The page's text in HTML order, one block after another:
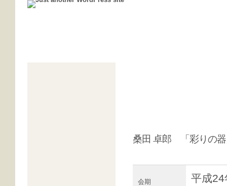
桑田 卓郎 「彩りの
会期
平成